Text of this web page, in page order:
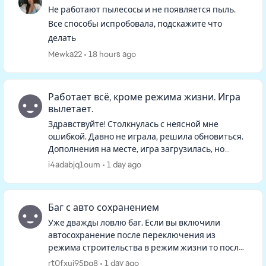
Не работают пылесосы и не появляется пыль.
Все способы испробовала, подскажите что
делать
Mewka22
18 hours ago
Работает всё, кроме режима жизни. Игра
вылетает.
Здравствуйте! Столкнулась с неясной мне
ошибкой. Давно не играла, решила обновиться.
Дополнения на месте, игра загрузилась, но
семьи на начальном экране не оказалось. При
i4adabjq1oum 1 day ago
Баг с авто сохранением
Уже дважды ловлю баг. Если вы включили
автосохранение после переключения из
режима строительства в режим жизни то после
того как вы в режиме строительства все
rt0fxuj95pg8 1 day ago